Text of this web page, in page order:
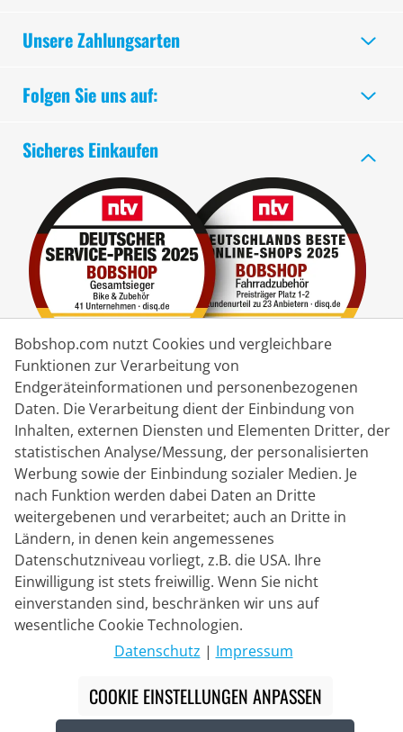
Unsere Zahlungsarten
Kontakt
Livechat
Mo - Fr: 8:30 bis 16:00 (MEZ)
Whatsapp
Rückruf
Kontaktformular
Folgen Sie uns auf:
Sicheres Einkaufen
Lieferpartner
Die durchgestrichenen Preise entsprechen unseren
Markteinführungspreisen der aktuellen Saison.
Bobshop.com nutzt Cookies und vergleichbare
Funktionen zur Verarbeitung von
Endgeräteinformationen und personenbezogenen
Daten. Die Verarbeitung dient der Einbindung von
Inhalten, externen Diensten und Elementen Dritter, der
statistischen Analyse/Messung, der personalisierten
Werbung sowie der Einbindung sozialer Medien. Je
nach Funktion werden dabei Daten an Dritte
weitergebenen und verarbeitet; auch an Dritte in
Ländern, in denen kein angemessenes
Datenschutzniveau vorliegt, z.B. die USA. Ihre
Einwilligung ist stets freiwillig. Wenn Sie nicht
einverstanden sind, beschränken wir uns auf
wesentliche Cookie Technologien.
Datenschutz | Impressum
COOKIE EINSTELLUNGEN ANPASSEN